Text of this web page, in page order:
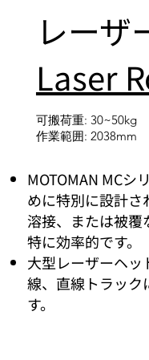
MOTOMAN MCシ
めに特別に設計さ
溶接、または被覆
特に効率的です。
大型レーザーヘッ
線、直線トラック
す。
レーザ
Laser
可搬荷重: 30~50kg
作業範囲: 2038mm